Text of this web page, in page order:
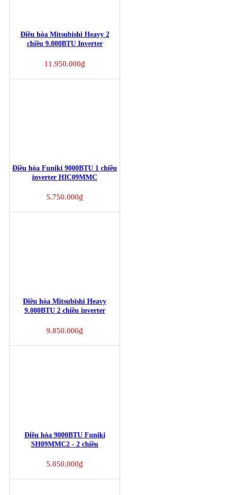
Điều hòa Mitsubishi Heavy 2
chiều 9.000BTU Inverter
11.950.000₫
Điều hòa Funiki 9000BTU 1 chiều
inverter HIC09MMC
5.750.000₫
Điều hòa Mitsubishi Heavy
9.000BTU 2 chiều inverter
9.850.000₫
Điều hòa 9000BTU Funiki
SH09MMC2 - 2 chiều
5.050.000₫